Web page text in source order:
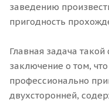
заведению
пригодность
Главная задача
заключение о том,
профессионально
двухсторонней,